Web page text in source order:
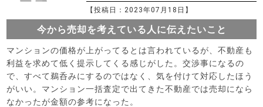
【投稿日：2023年07月18日】
今から売却を考えている人に伝えたいこと
マンションの価格が上がってるとは言われているが、不動産も
利益を求めて低く提示してくる感じがした。交渉事になるの
で、すべて鵜呑みにするのではなく、気を付けて対応したほう
がいい。マンション一括査定で出てきた不動産では売却になら
なかったが金額の参考になった。